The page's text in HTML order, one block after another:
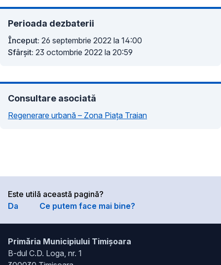
Perioada dezbaterii
Început: 26 septembrie 2022 la 14:00
Sfârșit: 23 octombrie 2022 la 20:59
Consultare asociată
Regenerare urbană – Zona Piața Traian
Este utilă această pagină?
Da
Ce putem face mai bine?
Primăria Municipiului Timișoara
B-dul C.D. Loga, nr. 1